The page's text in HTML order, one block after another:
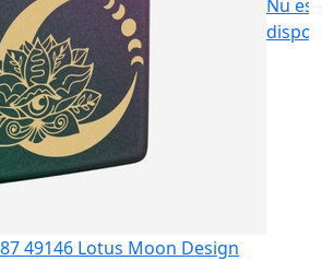
Nu
49146 Lotus Moon Design